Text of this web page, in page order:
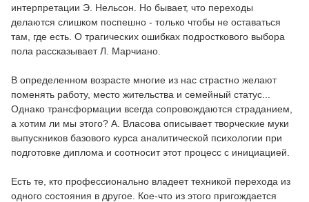
интерпретации Э. Нельсон. Но бывает, что переходы
делаются слишком поспешно - только чтобы не оставаться
там, где есть. О трагических ошибках подросткового выбора
пола рассказывает Л. Марчиано.
В определенном возрасте многие из нас страстно желают
поменять работу, место жительства и семейный статус...
Однако трансформации всегда сопровождаются страданием,
а хотим ли мы этого? А. Власова описывает творческие муки
выпускников базового курса аналитической психологии при
подготовке диплома и соотносит этот процесс с инициацией.
Есть те, кто профессионально владеет техникой перехода из
одного состояния в другое. Кое-что из этого пригождается